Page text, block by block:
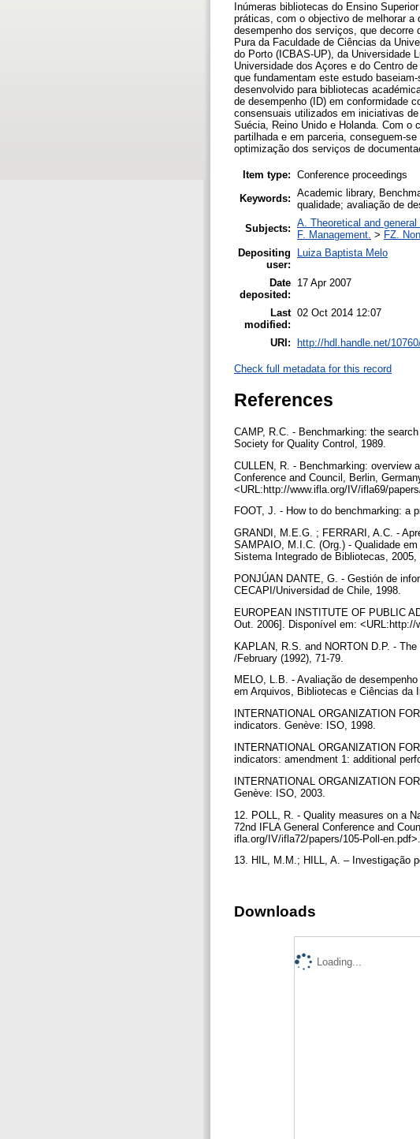
Inúmeras bibliotecas do Ensino
práticas, com o objectivo de melhorar
desempenho dos serviços, que
Pura da Faculdade de Ciências da
do Porto (ICBAS-UP), da Universidade
Universidade dos Açores e do Centro
que fundamentam este estudo
desenvolvido para bibliotecas
de desempenho (ID) em conformidade
consensuais utilizados em iniciativas
Suécia, Reino Unido e Holanda. Com
partilhada e em parceria, conseguem-
optimização dos serviços de
Item type: Conference proceedings
Keywords: Academic library,
qualidade; avaliação de
Subjects: A. Theoretical and
F. Management. > FZ.
Depositing
user:
Luiza Baptista Melo
Date
deposited:
17 Apr 2007
Last
modified:
02 Oct 2014 12:07
URI: http://hdl.handle.net/
Check full metadata for this record
References
CAMP, R.C. - Benchmarking: the
Society for Quality Control, 1989.
CULLEN, R. - Benchmarking: overview
Conference and Council, Berlin,
<URL:http://www.ifla.org/IV/ifla69/
FOOT, J. - How to do benchmarking: a
GRANDI, M.E.G. ; FERRARI, A.C. -
SAMPAIO, M.I.C. (Org.) - Qualidade
Sistema Integrado de Bibliotecas, 2005,
PONJÚAN DANTE, G. - Gestión de
CECAPI/Universidad de Chile, 1998.
EUROPEAN INSTITUTE OF PUBLIC
Out. 2006]. Disponível em: <URL:http://
KAPLAN, R.S. and NORTON D.P. -
/February (1992), 71-79.
MELO, L.B. - Avaliação de
em Arquivos, Bibliotecas e Ciências da
INTERNATIONAL ORGANIZATION
indicators. Genève: ISO, 1998.
INTERNATIONAL ORGANIZATION
indicators: amendment 1: additional
INTERNATIONAL ORGANIZATION
Genève: ISO, 2003.
12. POLL, R. - Quality measures on a
72nd IFLA General Conference and
ifla.org/IV/ifla72/papers/105-Poll-en.pdf>.
13. HIL, M.M.; HILL, A. – Investigação
Downloads
Loading...